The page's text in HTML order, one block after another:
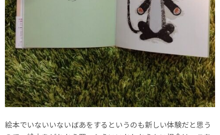
絵本でいないいないばあをするというのも新しい体験だと思う